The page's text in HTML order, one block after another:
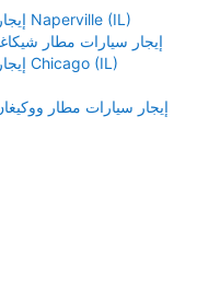
إيجار سيارات Naperville (IL)
إيجار سيارات مطار
إيجار سيارات Chicago (IL)
إيجار سيارات مطار